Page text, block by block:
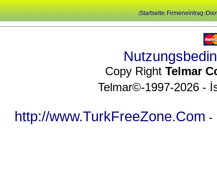
|Startseite| Firmeneintrag |
Copy Right Telmar
Telmar©-1997-2026 -
http://www.TurkFreeZone.Com -